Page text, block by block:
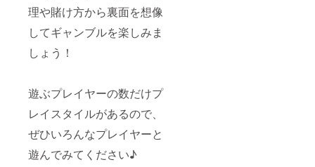
理や賭け方から裏面を想像
してギャンブルを楽しみま
しょう！
遊ぶプレイヤーの数だけプ
レイスタイルがあるので、
ぜひいろんなプレイヤーと
遊んでみてください♪